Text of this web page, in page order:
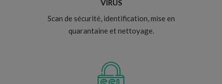
VIRUS
Scan de sécurité, identification, mise en
quarantaine et nettoyage.